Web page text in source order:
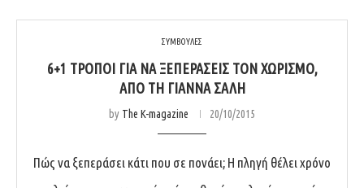
ΣΥΜΒΟΥΛΕΣ
6+1 ΤΡΌΠΟΙ ΓΙΑ ΝΑ ΞΕΠΕΡΆΣΕΙΣ ΤΟΝ ΧΩΡΙΣΜΌ,
ΑΠΌ ΤΗ ΓΙΆΝΝΑ ΣΑΛΉ
by The K-magazine 20/10/2015
Πώς να ξεπεράσει κάτι που σε πονάει; Η πληγή θέλει χρόνο